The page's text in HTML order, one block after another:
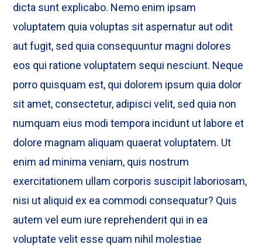
dicta sunt explicabo. Nemo enim ipsam
voluptatem quia voluptas sit aspernatur aut odit
aut fugit, sed quia consequuntur magni dolores
eos qui ratione voluptatem sequi nesciunt. Neque
porro quisquam est, qui dolorem ipsum quia dolor
sit amet, consectetur, adipisci velit, sed quia non
numquam eius modi tempora incidunt ut labore et
dolore magnam aliquam quaerat voluptatem. Ut
enim ad minima veniam, quis nostrum
exercitationem ullam corporis suscipit laboriosam,
nisi ut aliquid ex ea commodi consequatur? Quis
autem vel eum iure reprehenderit qui in ea
voluptate velit esse quam nihil molestiae